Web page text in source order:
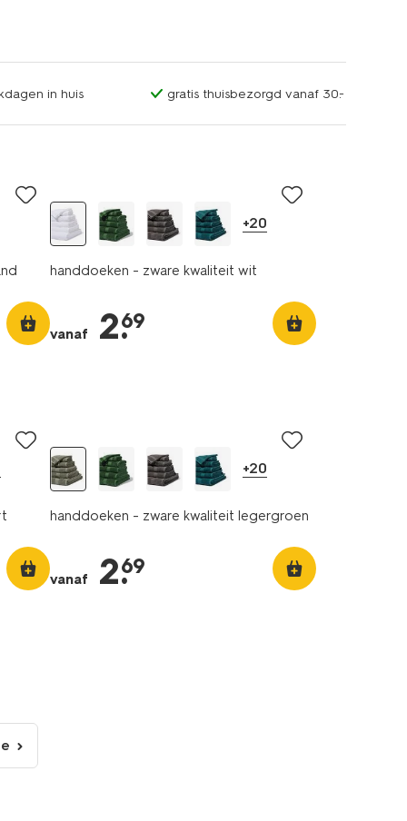
in huis gratis thuisbezorgd vanaf 30.-
+20
handdoeken - zware kwaliteit wit
vanaf 2.
69
+20
handdoeken - zware kwaliteit legergroen
vanaf 2.
69